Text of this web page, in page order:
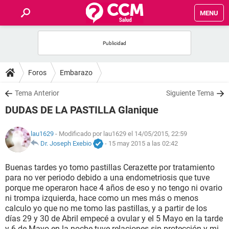
MENU
FOROS
SALUD
NUTRICIÓN
BIENESTAR
SEXUALIDAD
GLOSARIO
Foros Embarazo
Tema Anterior Siguiente Tema
DUDAS DE LA PASTILLA Glanique
lau1629 - Modificado por lau1629 el 14/05/2015, 22:59
Dr. Joseph Exebio
- 15 may 2015 a las 02:42
Buenas tardes yo tomo pastillas Cerazette por tratamiento
para no ver periodo debido a una endometriosis que tuve
porque me operaron hace 4 años de eso y no tengo ni ovario
ni trompa izquierda, hace como un mes más o menos
calculo yo que no me tomo las pastillas, y a partir de los
días 29 y 30 de Abril empecé a ovular y el 5 Mayo en la tarde